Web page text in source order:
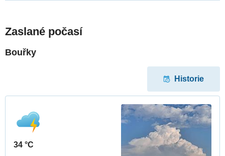
Zaslané počasí
Bouřky
Historie
34 °C